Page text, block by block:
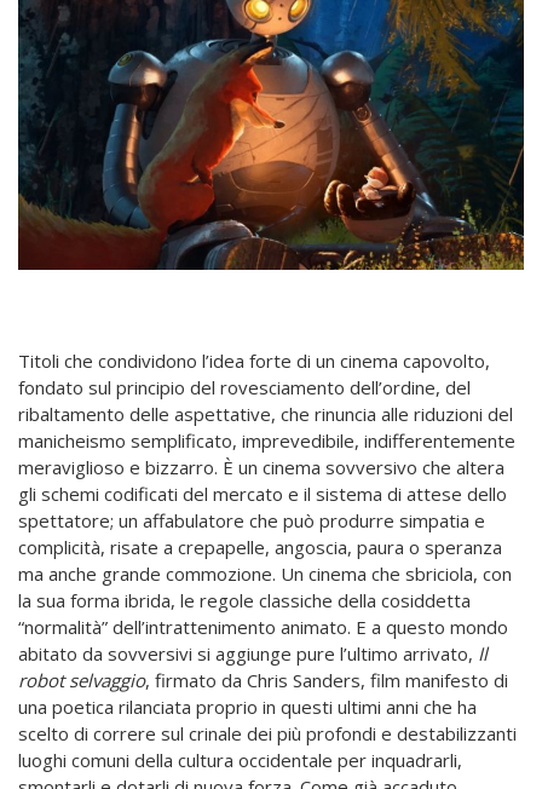
Titoli che condividono l’idea forte di un cinema capovolto,
fondato sul principio del rovesciamento dell’ordine, del
ribaltamento delle aspettative, che rinuncia alle riduzioni del
manicheismo semplificato, imprevedibile, indifferentemente
meraviglioso e bizzarro. È un cinema sovversivo che altera
gli schemi codificati del mercato e il sistema di attese dello
spettatore; un affabulatore che può produrre simpatia e
complicità, risate a crepapelle, angoscia, paura o speranza
ma anche grande commozione. Un cinema che sbriciola, con
la sua forma ibrida, le regole classiche della cosiddetta
“normalità” dell’intrattenimento animato. E a questo mondo
abitato da sovversivi si aggiunge pure l’ultimo arrivato, Il
robot selvaggio, firmato da Chris Sanders, film manifesto di
una poetica rilanciata proprio in questi ultimi anni che ha
scelto di correre sul crinale dei più profondi e destabilizzanti
luoghi comuni della cultura occidentale per inquadrarli,